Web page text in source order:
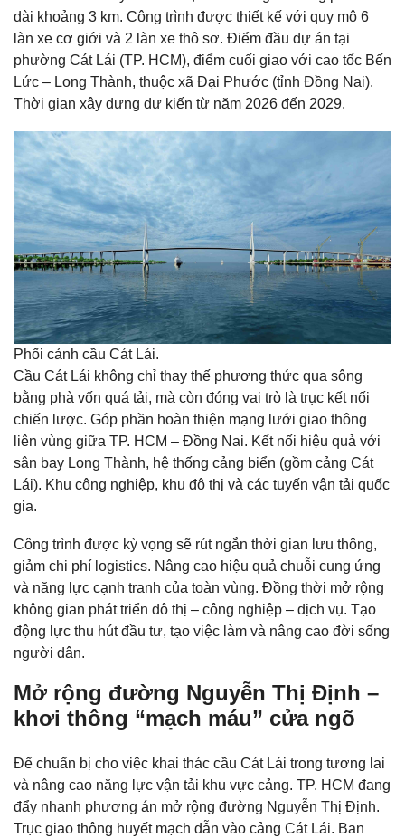
dài khoảng 3 km. Công trình được thiết kế với quy mô 6
làn xe cơ giới và 2 làn xe thô sơ. Điểm đầu dự án tại
phường Cát Lái (TP. HCM), điểm cuối giao với cao tốc Bến
Lức – Long Thành, thuộc xã Đại Phước (tỉnh Đồng Nai).
Thời gian xây dựng dự kiến từ năm 2026 đến 2029.
Phối cảnh cầu Cát Lái.
Cầu Cát Lái không chỉ thay thế phương thức qua sông
bằng phà vốn quá tải, mà còn đóng vai trò là trục kết nối
chiến lược. Góp phần hoàn thiện mạng lưới giao thông
liên vùng giữa TP. HCM – Đồng Nai. Kết nối hiệu quả với
sân bay Long Thành, hệ thống cảng biển (gồm cảng Cát
Lái). Khu công nghiệp, khu đô thị và các tuyến vận tải quốc
gia.
Công trình được kỳ vọng sẽ rút ngắn thời gian lưu thông,
giảm chi phí logistics. Nâng cao hiệu quả chuỗi cung ứng
và năng lực cạnh tranh của toàn vùng. Đồng thời mở rộng
không gian phát triển đô thị – công nghiệp – dịch vụ. Tạo
động lực thu hút đầu tư, tạo việc làm và nâng cao đời sống
người dân.
Mở rộng đường Nguyễn Thị Định –
khơi thông “mạch máu” cửa ngõ
Để chuẩn bị cho việc khai thác cầu Cát Lái trong tương lai
và nâng cao năng lực vận tải khu vực cảng. TP. HCM đang
đẩy nhanh phương án mở rộng đường Nguyễn Thị Định.
Trục giao thông huyết mạch dẫn vào cảng Cát Lái. Ban